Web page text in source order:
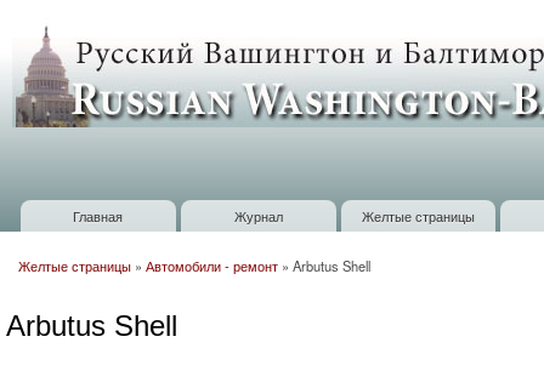
Russian
Washington
Baltimore
Главное меню
Главная Журнал Желтые страницы
Желтые страницы » Автомобили - ремонт » Arbutus Shell
Arbutus Shell